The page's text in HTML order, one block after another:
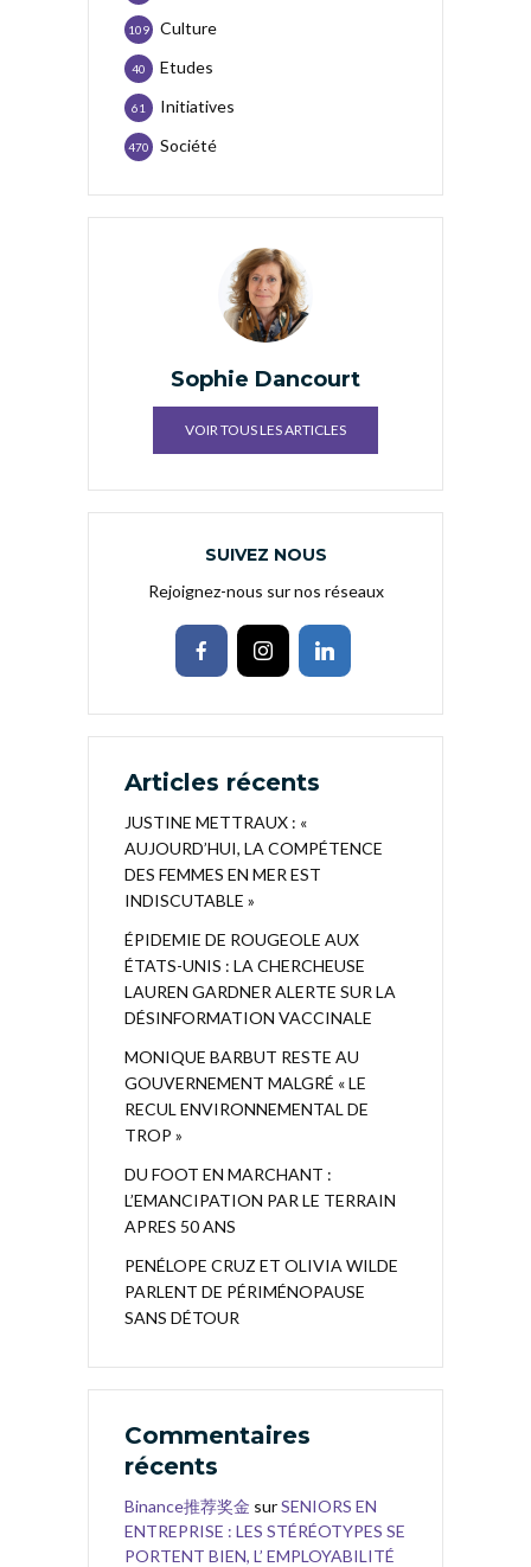
Culture
109
Etudes
40
Initiatives
61
Société
470
Sophie Dancourt
VOIR TOUS LES ARTICLES
SUIVEZ NOUS
Rejoignez-nous sur nos réseaux
Articles récents
JUSTINE METTRAUX : «
AUJOURD’HUI, LA COMPÉTENCE
DES FEMMES EN MER EST
INDISCUTABLE »
ÉPIDEMIE DE ROUGEOLE AUX
ÉTATS-UNIS : LA CHERCHEUSE
LAUREN GARDNER ALERTE SUR LA
DÉSINFORMATION VACCINALE
MONIQUE BARBUT RESTE AU
GOUVERNEMENT MALGRÉ « LE
RECUL ENVIRONNEMENTAL DE
TROP »
DU FOOT EN MARCHANT :
L’EMANCIPATION PAR LE TERRAIN
APRES 50 ANS
PENÉLOPE CRUZ ET OLIVIA WILDE
PARLENT DE PÉRIMÉNOPAUSE
SANS DÉTOUR
Commentaires
récents
Binance推荐奖金 surSENIORS EN
ENTREPRISE : LES STÉRÉOTYPES SE
PORTENT BIEN, L’ EMPLOYABILITÉ